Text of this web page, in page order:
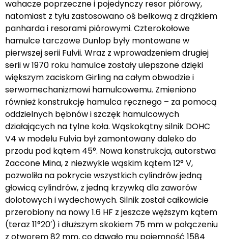
wahacze poprzeczne i pojedynczy resor piórowy,
natomiast z tyłu zastosowano oś belkową z drążkiem
panharda i resorami piórowymi. Czterokołowe
hamulce tarczowe Dunlop były montowane w
pierwszej serii Fulvii. Wraz z wprowadzeniem drugiej
serii w 1970 roku hamulce zostały ulepszone dzięki
większym zaciskom Girling na całym obwodzie i
serwomechanizmowi hamulcowemu. Zmieniono
również konstrukcję hamulca ręcznego – za pomocą
oddzielnych bębnów i szczęk hamulcowych
działających na tylne koła. Wąskokątny silnik DOHC
V4 w modelu Fulvia był zamontowany daleko do
przodu pod kątem 45°. Nowa konstrukcja, autorstwa
Zaccone Mina, z niezwykle wąskim kątem 12° V,
pozwoliła na pokrycie wszystkich cylindrów jedną
głowicą cylindrów, z jedną krzywką dla zaworów
dolotowych i wydechowych. Silnik został całkowicie
przerobiony na nowy 1.6 HF z jeszcze węższym kątem
(teraz 11°20′) i dłuższym skokiem 75 mm w połączeniu